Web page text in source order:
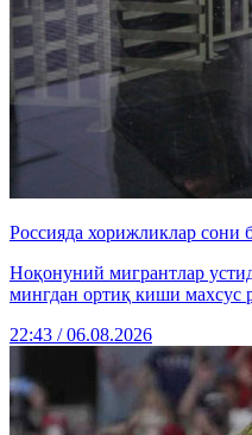
Россияда хорижликлар сони
Ноқонуний мигрантлар
мингдан ортиқ киши махсус
22:43 / 06.08.2026